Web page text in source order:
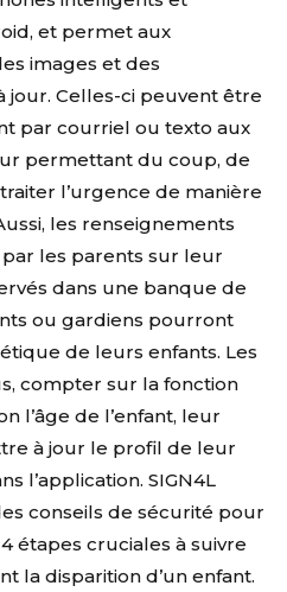
et permet aux
images et des
jour. Celles-ci peuvent être
par courriel ou texto aux
permettant du coup, de
l’urgence de manière
les renseignements
les parents sur leur
dans une banque de
ou gardiens pourront
de leurs enfants. Les
compter sur la fonction
l’âge de l’enfant, leur
à jour le profil de leur
l’application. SIGN4L
conseils de sécurité pour
étapes cruciales à suivre
la disparition d’un enfant.